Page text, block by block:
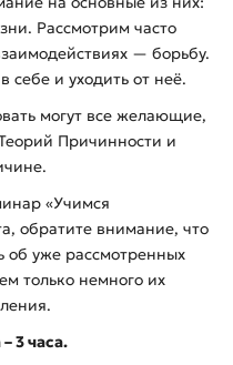
Рассмотрим часто
— борьбу.
себе и уходить от неё.
могут все желающие,
Причинности и
«Учимся
обратите внимание, что
об уже рассмотренных
только немного их
3 часа.